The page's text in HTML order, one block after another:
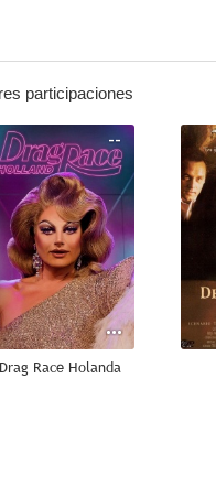
participaciones
--
Drag Race Holanda